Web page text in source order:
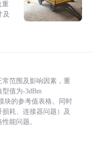
重
及
范围及影响因素，重
值为-3dBm
块的参考值表格。同时
耗、连接器问题）及
能问题。